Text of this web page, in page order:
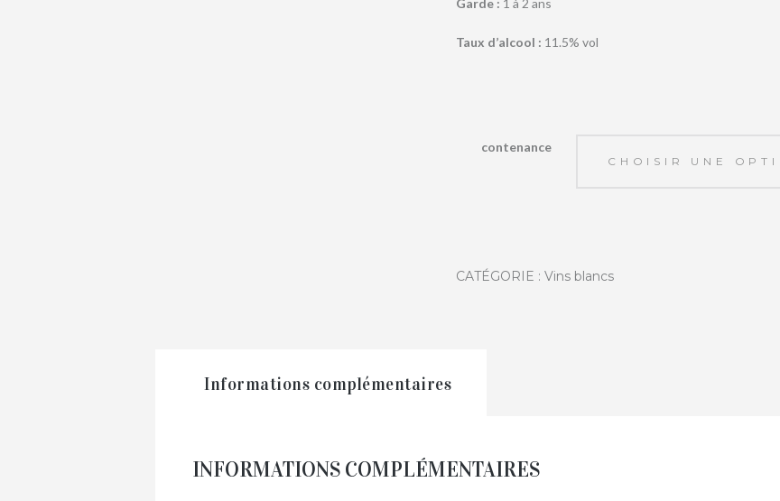
Garde : 1 à 2 ans
Taux d’alcool : 11.5% vol
contenance
CATÉGORIE : Vins blancs
Informations complémentaires
INFORMATIONS COMPLÉMENTAIRES